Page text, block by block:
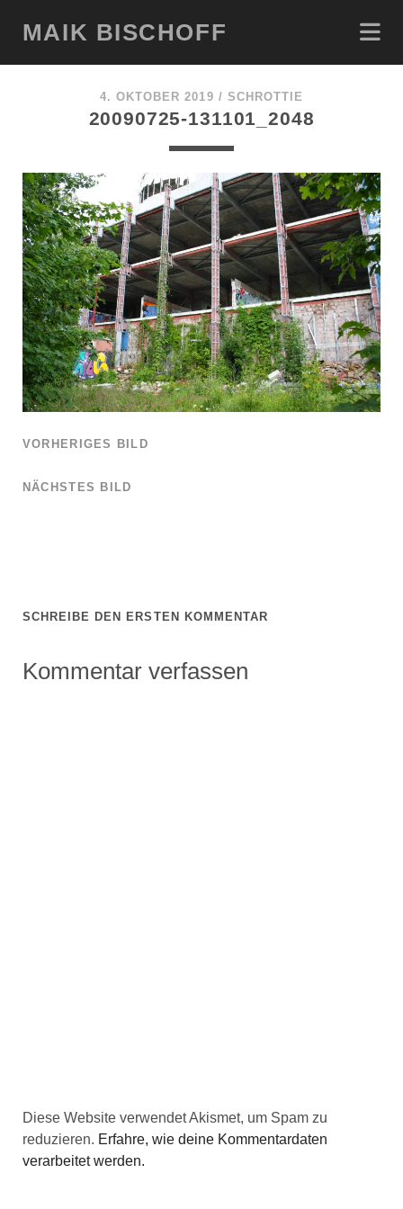
MAIK BISCHOFF
4. OKTOBER 2019 / SCHROTTIE
20090725-131101_2048
VORHERIGES BILD
NÄCHSTES BILD
SCHREIBE DEN ERSTEN KOMMENTAR
Kommentar verfassen
Diese Website verwendet Akismet, um Spam zu
reduzieren. Erfahre, wie deine Kommentardaten
verarbeitet werden.